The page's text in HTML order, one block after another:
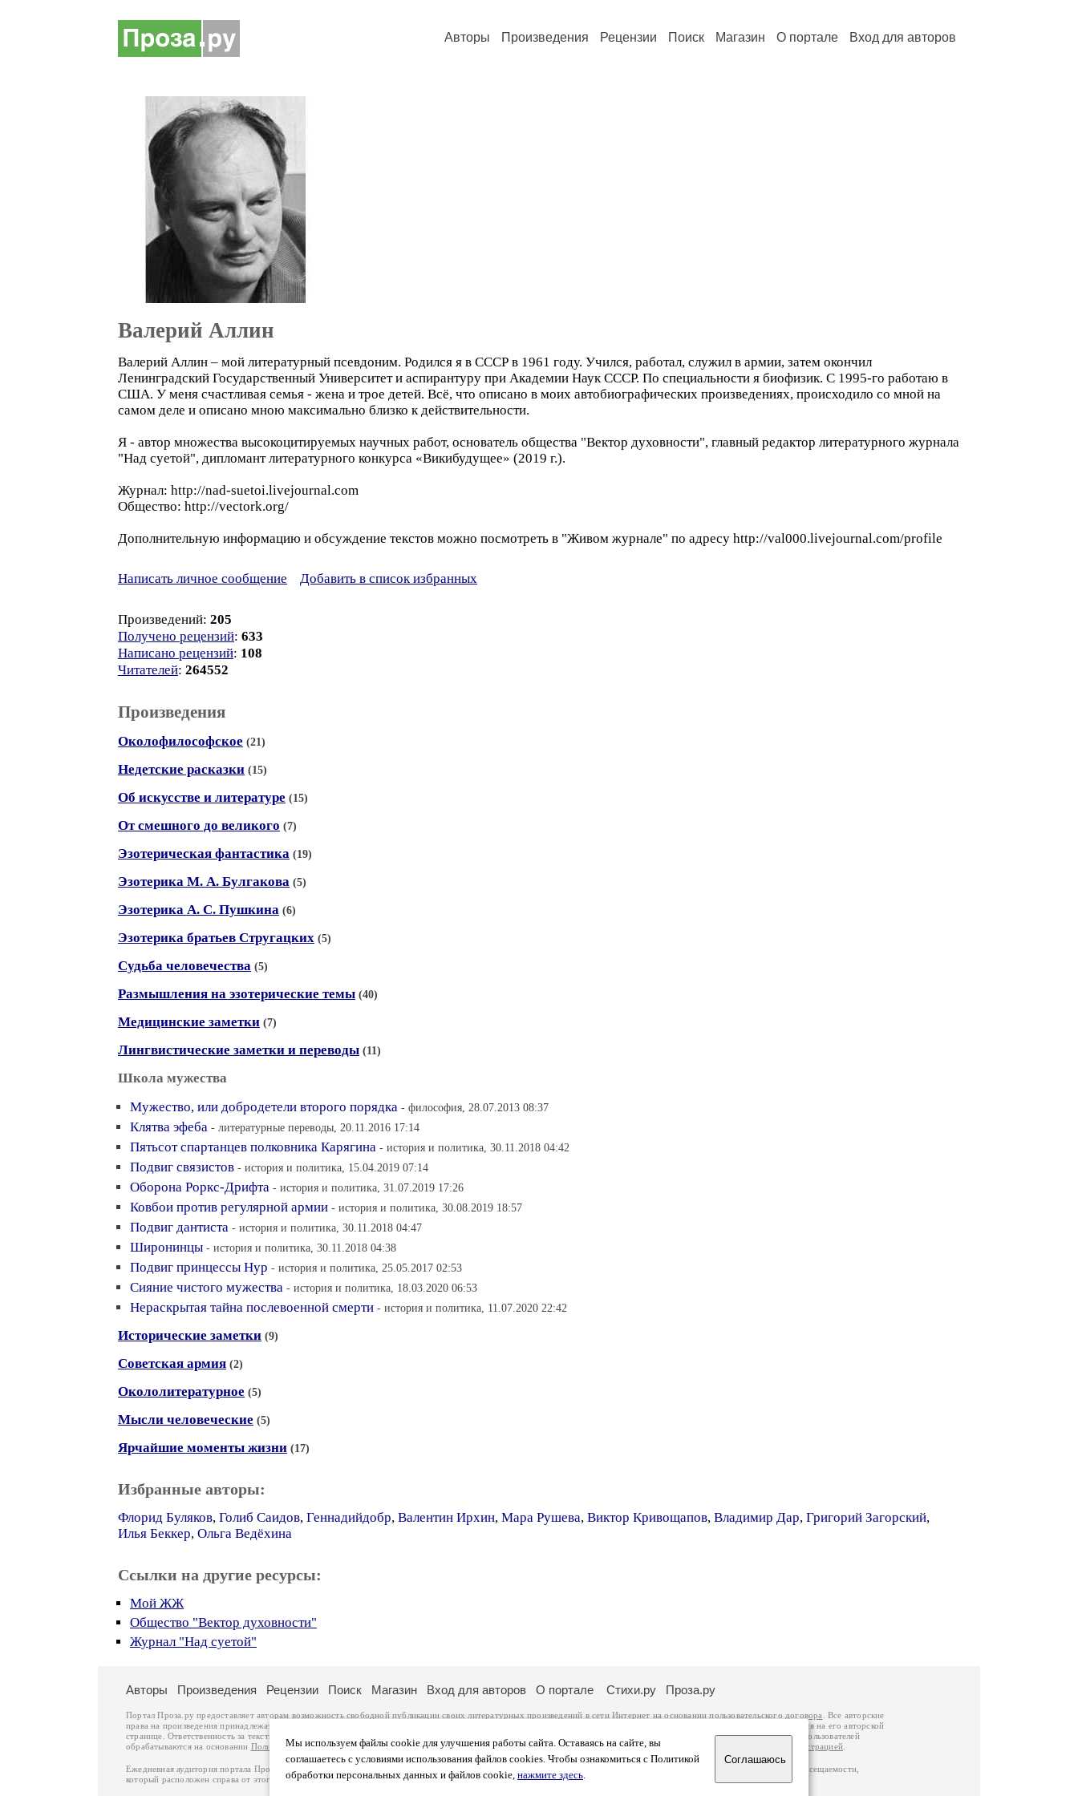
Авторы Произведения Рецензии Поиск Магазин О портале Вход для авторов
Валерий Аллин
Валерий Аллин – мой литературный псевдоним. Родился я в СССР в 1961 году. Учился, работал, служил в армии, затем окончил
Ленинградский Государственный Университет и аспирантуру при Академии Наук СССР. По специальности я биофизик. С 1995-го работаю в
США. У меня счастливая семья - жена и трое детей. Всё, что описано в моих автобиографических произведениях, происходило со мной на
самом деле и описано мною максимально близко к действительности.
Я - автор множества высокоцитируемых научных работ, основатель общества "Вектор духовности", главный редактор литературного журнала
"Над суетой", дипломант литературного конкурса «Викибудущее» (2019 г.).
Журнал: http://nad-suetoi.livejournal.com
Общество: http://vectork.org/
Дополнительную информацию и обсуждение текстов можно посмотреть в "Живом журнале" по адресу http://val000.livejournal.com/profile
Написать личное сообщение Добавить в список избранных
Произведений: 205
Получено рецензий: 633
Написано рецензий: 108
Читателей: 264552
Произведения
Околофилософское (21)
Недетские расказки (15)
Об искусстве и литературе (15)
От смешного до великого (7)
Эзотерическая фантастика (19)
Эзотерика М. А. Булгакова (5)
Эзотерика А. С. Пушкина (6)
Эзотерика братьев Стругацких (5)
Судьба человечества (5)
Размышления на эзотерические темы (40)
Медицинские заметки (7)
Лингвистические заметки и переводы (11)
Школа мужества
Мужество, или добродетели второго порядка - философия, 28.07.2013 08:37
Клятва эфеба - литературные переводы, 20.11.2016 17:14
Пятьсот спартанцев полковника Карягина - история и политика, 30.11.2018 04:42
Подвиг связистов - история и политика, 15.04.2019 07:14
Оборона Роркс-Дрифта - история и политика, 31.07.2019 17:26
Ковбои против регулярной армии - история и политика, 30.08.2019 18:57
Подвиг дантиста - история и политика, 30.11.2018 04:47
Широнинцы - история и политика, 30.11.2018 04:38
Подвиг принцессы Нур - история и политика, 25.05.2017 02:53
Сияние чистого мужества - история и политика, 18.03.2020 06:53
Нераскрытая тайна послевоенной смерти - история и политика, 11.07.2020 22:42
Исторические заметки (9)
Советская армия (2)
Окололитературное (5)
Мысли человеческие (5)
Ярчайшие моменты жизни (17)
Избранные авторы:
Флорид Буляков, Голиб Саидов, Геннадийдобр, Валентин Ирхин, Мара Рушева, Виктор Кривощапов, Владимир Дар, Григорий Загорский,
Илья Беккер, Ольга Ведёхина
Ссылки на другие ресурсы:
Мой ЖЖ
Общество "Вектор духовности"
Журнал "Над суетой"
Мы используем файлы cookie для улучшения работы сайта. Оставаясь на сайте, вы
соглашаетесь с условиями использования файлов cookies. Чтобы ознакомиться с Политикой
обработки персональных данных и файлов cookie, нажмите здесь.
Соглашаюсь
Авторы Произведения Рецензии Поиск Магазин Вход для авторов О портале Стихи.ру Проза.ру
Портал Проза.ру предоставляет авторам возможность свободной публикации своих литературных произведений в сети Интернет на основаниипользовательского договора
. Все авторские
права на произведения принадлежат авторам и охраняются
. Перепечатка произведений возможна только с согласия его автора, к которому вы можете обратиться на его авторской
странице. Ответственность за тексты произведений авторы несут самостоятельно на основании
законодательства Российской Федерации. Данные пользователей
обрабатываются на основании Политики обработки персональных данных. Вы также можете посмотреть более подробнуюинформацию о портале связаться с администрацией
Ежедневная аудитория портала Проза.ру – порядка 100 тысяч посетителей, которые в общей сумме просматривают более полумиллиона страниц по данным счетчика посещаемости,
который расположен справа от этого текста. В каждой графе указано по две цифры: количество просмотров и количество посетителей.